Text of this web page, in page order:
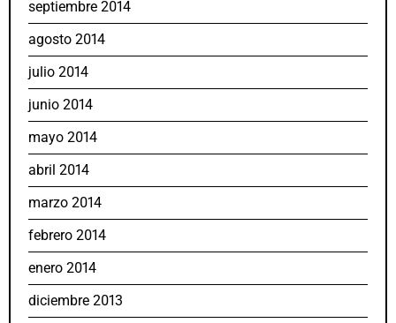
septiembre 2014
agosto 2014
julio 2014
junio 2014
mayo 2014
abril 2014
marzo 2014
febrero 2014
enero 2014
diciembre 2013